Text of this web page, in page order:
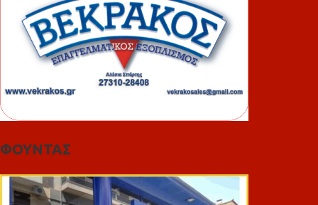
ΦΟΥΝΤΑΣ